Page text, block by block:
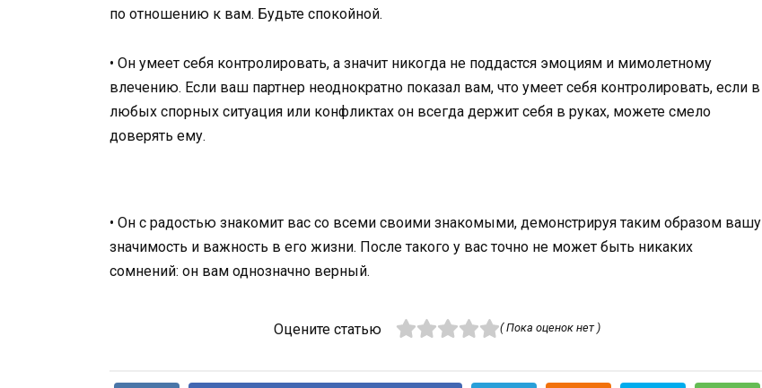
по отношению к вам. Будьте спокойной.
• Он умеет себя контролировать, а значит никогда не поддастся эмоциям и мимолетному
влечению. Если ваш партнер неоднократно показал вам, что умеет себя контролировать, если в
любых спорных ситуация или конфликтах он всегда держит себя в руках, можете смело
доверять ему.
• Он с радостью знакомит вас со всеми своими знакомыми, демонстрируя таким образом вашу
значимость и важность в его жизни. После такого у вас точно не может быть никаких
сомнений: он вам однозначно верный.
Оцените статью ( Пока оценок нет )